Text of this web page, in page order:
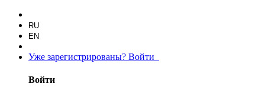
RU
EN
Уже зарегистрированы? Войти
Войти